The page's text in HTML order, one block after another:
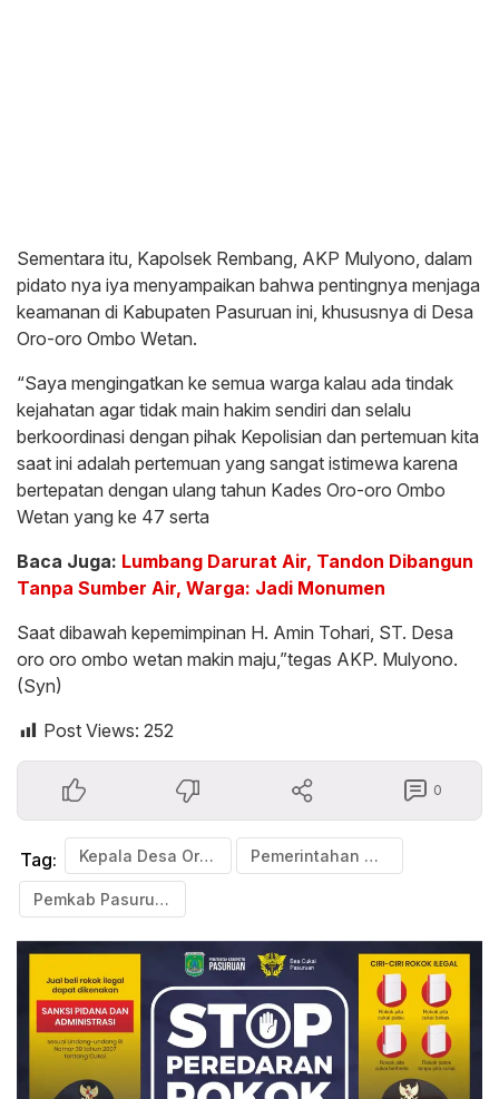
Sementara itu, Kapolsek Rembang, AKP Mulyono, dalam
pidato nya iya menyampaikan bahwa pentingnya menjaga
keamanan di Kabupaten Pasuruan ini, khususnya di Desa
Oro-oro Ombo Wetan.
“Saya mengingatkan ke semua warga kalau ada tindak
kejahatan agar tidak main hakim sendiri dan selalu
berkoordinasi dengan pihak Kepolisian dan pertemuan kita
saat ini adalah pertemuan yang sangat istimewa karena
bertepatan dengan ulang tahun Kades Oro-oro Ombo
Wetan yang ke 47 serta
Baca Juga: Lumbang Darurat Air, Tandon Dibangun
Tanpa Sumber Air, Warga: Jadi Monumen
Saat dibawah kepemimpinan H. Amin Tohari, ST. Desa
oro oro ombo wetan makin maju,”tegas AKP. Mulyono.
(Syn)
Post Views: 252
0
Tag: Kepala Desa Oro-oro Ombo Wetan Pemerintahan Desa
Pemkab Pasuruan